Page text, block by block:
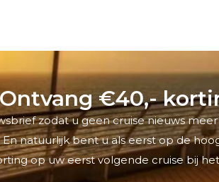
€40,-
zodat u geen cruise nieuws
natuurlijk bent u als eerst op de
op uw eerst volgende cruise bij